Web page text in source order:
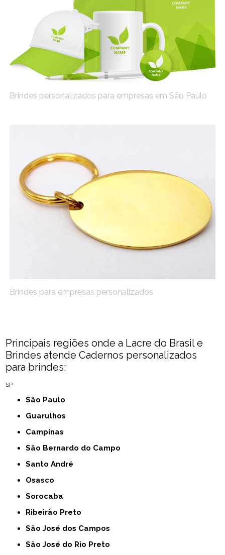
Brindes personalizados para empresas em São Paulo
Brindes para empresas personalizados
Principais regiões onde a Lacre do Brasil e
Brindes atende Cadernos personalizados
para brindes:
SP
São Paulo
Guarulhos
Campinas
São Bernardo do Campo
Santo André
Osasco
Sorocaba
Ribeirão Preto
São José dos Campos
São José do Rio Preto